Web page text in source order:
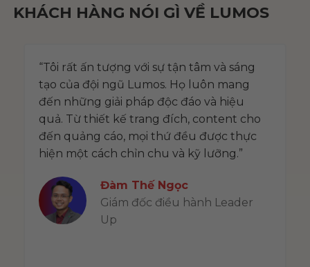
KHÁCH HÀNG NÓI GÌ VỀ LUMOS
“Tôi rất ấn tượng với sự tận tâm và sáng
tạo của đội ngũ Lumos. Họ luôn mang
đến những giải pháp độc đáo và hiệu
quả. Từ thiết kế trang đích, content cho
đến quảng cáo, mọi thứ đều được thực
hiện một cách chỉn chu và kỹ lưỡng.”
Đàm Thế Ngọc
Giám đốc điều hành Leader
Up